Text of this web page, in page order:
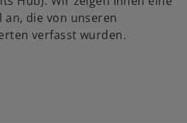
an, die von unseren
verfasst wurden.